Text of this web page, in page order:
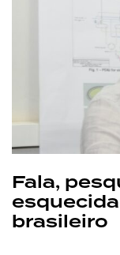
Fala,
brasileiro